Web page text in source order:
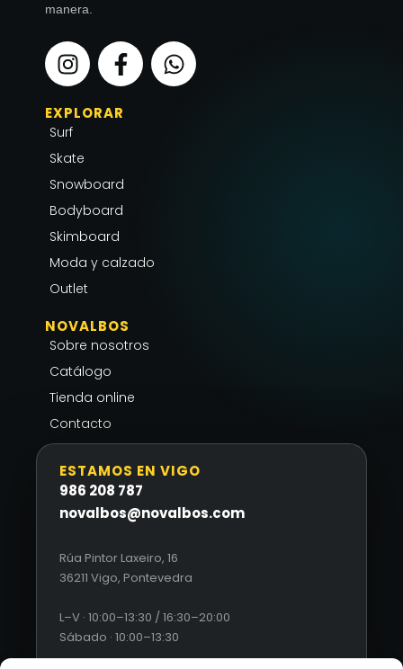
manera.
I
n
s
t
a
g
r
a
m
F
a
c
e
o
k
f
W
h
a
EXPLORAR
Surf
Skate
Snowboard
Bodyboard
Skimboard
Moda y calzado
Outlet
NOVALBOS
Sobre nosotros
Catálogo
Tienda online
Contacto
ESTAMOS EN VIGO
986 208 787
novalbos@novalbos.com
Rúa Pintor Laxeiro, 16
36211 Vigo, Pontevedra
L–V · 10:00–13:30 / 16:30–20:00
Sábado · 10:00–13:30